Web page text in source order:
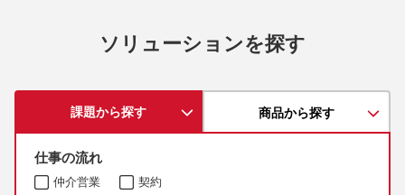
ソリューションを探す
課題から探す 商品から探す
仕事の流れ
仲介営業 契約